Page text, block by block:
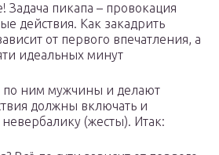
Задача пикапа – провокация
действия. Как закадрить
от первого впечатления, а
идеальных минут
по ним мужчины и делают
должны включать и
(жесты). Итак: